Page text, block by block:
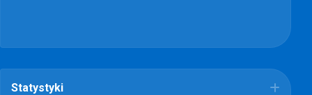
Statystyki